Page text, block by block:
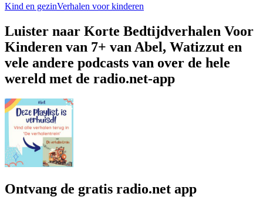
Kind en gezinVerhalen voor kinderen
Luister naar Korte Bedtijdverhalen Voor
Kinderen van 7+ van Abel, Watizzut en
vele andere podcasts van over de hele
wereld met de radio.net-app
Ontvang de gratis radio.net app